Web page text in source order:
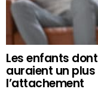
Les enfants
auraient un
l’attachement